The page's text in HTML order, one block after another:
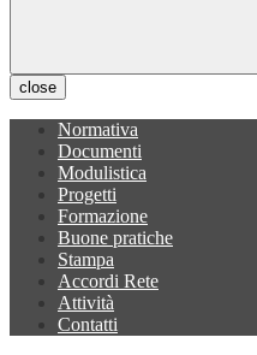
close
Normativa
Documenti
Modulistica
Progetti
Formazione
Buone pratiche
Stampa
Accordi Rete
Attività
Contatti